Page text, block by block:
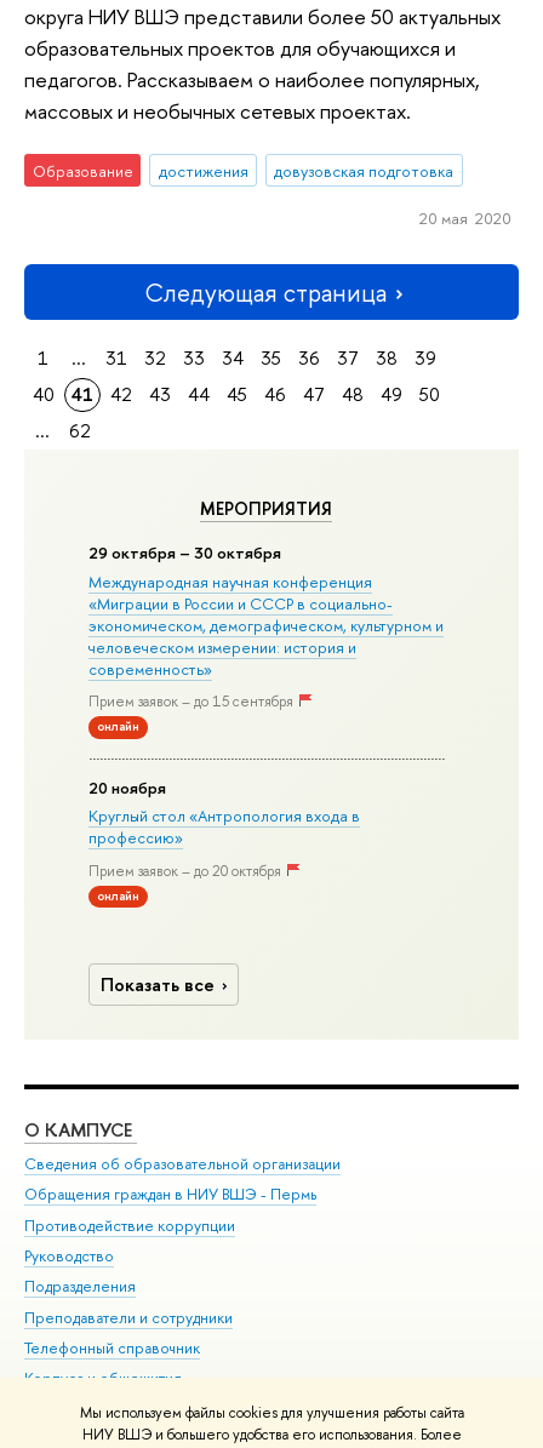
Мы используем файлы cookies для улучшения работы сайта
НИУ ВШЭ и большего удобства его использования. Более
МЕРОПРИЯТИЯ
29 октября – 30 октября
Международная научная конференция
«Миграции в Росcии и СССР в социально-
экономическом, демографическом, культурном и
человеческом измерении: история и
современность»
Прием заявок – до 15 сентября
онлайн
20 ноября
Круглый стол «Антропология входа в
профессию»
Прием заявок – до 20 октября
онлайн
Показать все
округа НИУ ВШЭ представили более 50 актуальных
образовательных проектов для обучающихся и
педагогов. Рассказываем о наиболее популярных,
массовых и необычных сетевых проектах.
Образование достижения довузовская подготовка
20 мая 2020
Следующая страница
1 ... 31 32 33 34 35 36 37 38
39
40
41 42 43 44 45 46 47 48 49
50
...
62
О КАМПУСЕ
Сведения об образовательной организации
Обращения граждан в НИУ ВШЭ - Пермь
Противодействие коррупции
Руководство
Подразделения
Преподаватели и сотрудники
Телефонный справочник
Корпуса и общежития
ВШЭ для студентов с ограниченными возможностями
здоровья и инвалидностью